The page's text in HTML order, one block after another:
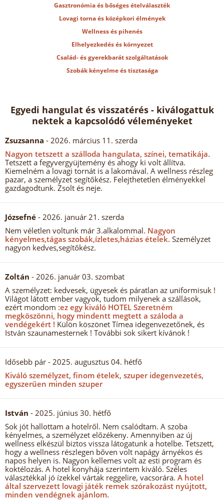
Gasztronómia és bőséges ételválaszték
Lovagi torna és középkori élmények
Wellness és pihenés
Elhelyezkedés és környezet
Család- és gyerekbarát szolgáltatások
Szobák kényelme és tisztasága
Egyedi hangulat és visszatérés - kiválogattuk
nektek a kapcsolódó véleményeket
Zsuzsanna - 2026. március 11. szerda
Nagyon tetszett a szálloda hangulata, színei, tematikája.
Tetszett a fegyvergyüjtemény és ahogy ki volt állítva.
Kiemelném a lovagi tornát is a lakomával. A wellness részleg
pazar, a személyzet segítőkész. Felejthetetlen élményekkel
gazdagodtunk. Zsolt és neje.
Józsefné - 2026. január 21. szerda
Nem véletlen voltunk már 3.alkalommal. Nagyon
kényelmes,tágas szobák,ízletes,házias ételek. Személyzet
nagyon kedves,segítőkész.
Zoltán - 2026. január 03. szombat
A személyzet: kedvesek, ügyesek és páratlan az uniformisuk !
Világot látott ember vagyok, tudom milyenek a szállások,
ezért mondom :ez egy kiváló HOTEL Szeretném
megköszönni, hogy mindentt megtett a száloda a
vendégekért ! Külön köszönet Tímea idegenvezetőnek, és
István szaunamesternek ! További sok sikert kívánok !
Idősebb pár - 2025. augusztus 04. hétfő
Kiváló személyzet, finom ételek, szuper idegenvezetés,
egyszerűen minden szuper
István - 2025. június 30. hétfő
Sok jót hallottam a hotelről. Nem csalódtam. A szoba
kényelmes, a személyzet előzékeny. Amennyiben az új
wellness elkészül biztos vissza látogatunk a hotelbe. Tetszett,
hogy a wellness részlegen bőven volt napágy árnyékos és
napos helyen is. Nagyon kellemes volt az esti program és
koktélozás. A hotel konyhája szerintem kiváló. Széles
választékkal jó ízekkel vártak reggelire, vacsorára. A hotel
által szervezett lovagi játék remek szórakozást nyújtott,
minden vendégnek ajánlom.